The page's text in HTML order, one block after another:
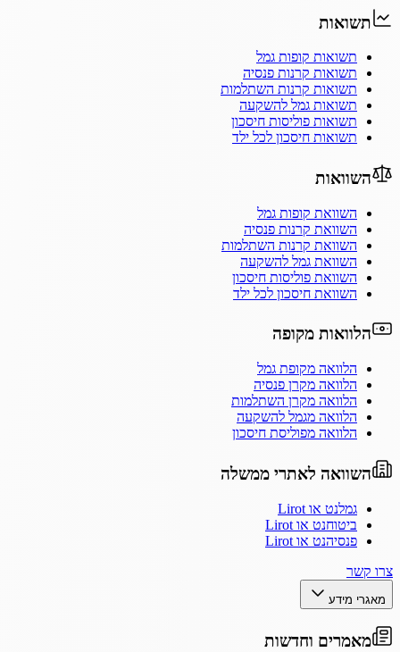
תשואות
תשואות קופות גמל
תשואות קרנות פנסיה
תשואות קרנות השתלמות
תשואות גמל להשקעה
תשואות פוליסות חיסכון
תשואות חיסכון לכל ילד
השוואות
השוואת קופות גמל
השוואת קרנות פנסיה
השוואת קרנות השתלמות
השוואת גמל להשקעה
השוואת פוליסות חיסכון
השוואת חיסכון לכל ילד
הלוואות מקופה
הלוואה מקופת גמל
הלוואה מקרן פנסיה
הלוואה מקרן השתלמות
הלוואה מגמל להשקעה
הלוואה מפוליסת חיסכון
השוואה לאתרי ממשלה
גמלנט או Lirot
ביטוחנט או Lirot
פנסיהנט או Lirot
צרו קשר
מאגרי מידע
מאמרים וחדשות